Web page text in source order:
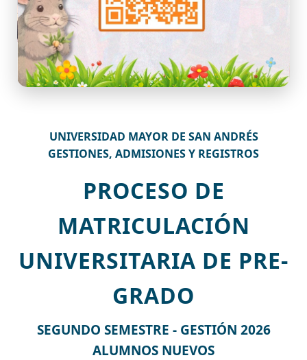
UNIVERSIDAD MAYOR DE SAN ANDRÉS
GESTIONES, ADMISIONES Y REGISTROS
PROCESO DE
MATRICULACIÓN
UNIVERSITARIA DE PRE-
GRADO
SEGUNDO SEMESTRE - GESTIÓN 2026
ALUMNOS NUEVOS